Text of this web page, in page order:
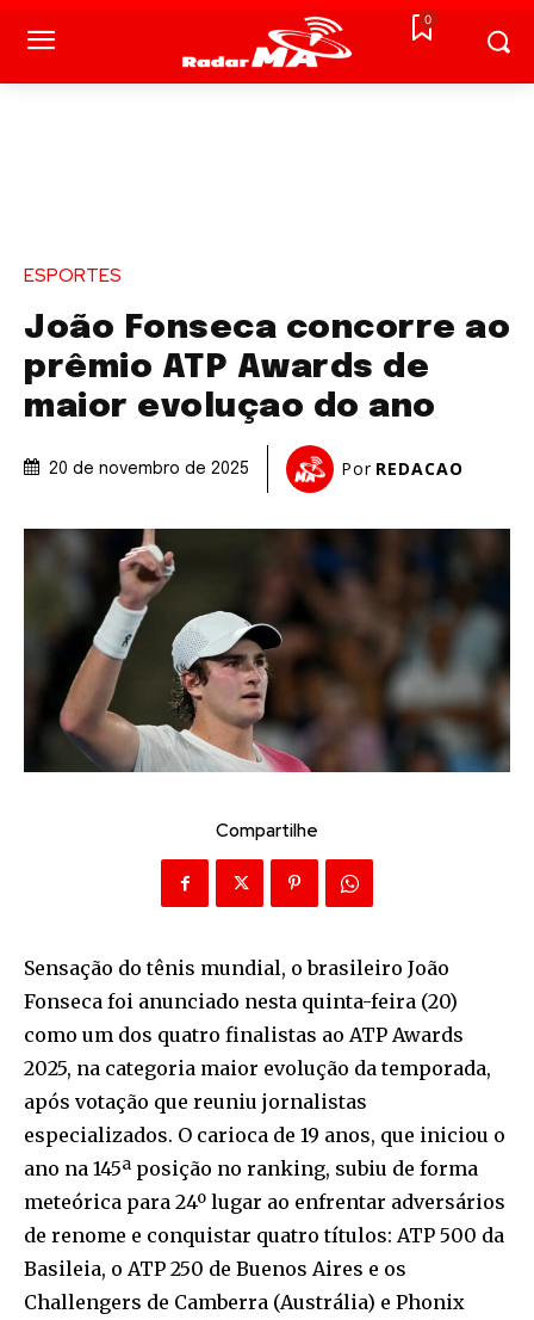
0
ESPORTES
João Fonseca concorre ao
prêmio ATP Awards de
maior evoluçao do ano
20 de novembro de 2025 Por REDACAO
Compartilhe
Sensação do tênis mundial, o brasileiro João
Fonseca foi anunciado nesta quinta-feira (20)
como um dos quatro finalistas ao ATP Awards
2025, na categoria maior evolução da temporada,
após votação que reuniu jornalistas
especializados. O carioca de 19 anos, que iniciou o
ano na 145ª posição no ranking, subiu de forma
meteórica para 24º lugar ao enfrentar adversários
de renome e conquistar quatro títulos: ATP 500 da
Basileia, o ATP 250 de Buenos Aires e os
Challengers de Camberra (Austrália) e Phonix